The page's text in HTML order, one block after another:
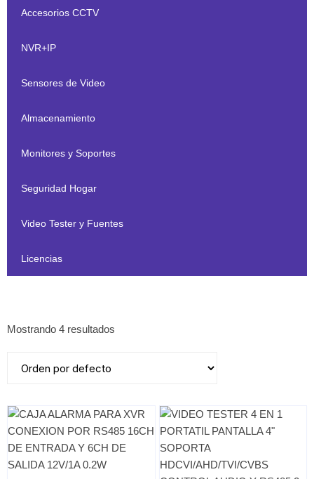
Accesorios CCTV
NVR+IP
Sensores de Video
Almacenamiento
Monitores y Soportes
Seguridad Hogar
Video Tester y Fuentes
Licencias
Mostrando 4 resultados